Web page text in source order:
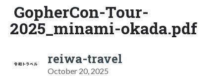
GopherCon-Tour-
2025_minami-okada.pdf
reiwa-travel
October 20, 2025